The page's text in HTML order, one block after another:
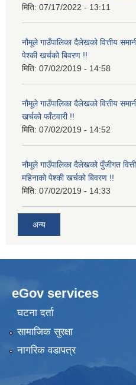
मिति: 07/17/2022 - 13:11
नौमूले गाउँपालिका दैलेखको वित्तीय
पेश्की खर्चको बिवरण !!
मिति: 07/02/2019 - 14:58
नौमूले गाउँपालिका दैलेखको वित्तीय
खर्चको फाँटवारी !!
मिति: 07/02/2019 - 14:52
नौमूले गाउँपालिका दैलेखको पुँजीगत
महिनाको पेश्की खर्चको बिवरण !!
मिति: 07/02/2019 - 14:33
अन्य
eGov services
घटना दर्ता
सामाजिक सुरक्षा
नागरिक वडापत्र